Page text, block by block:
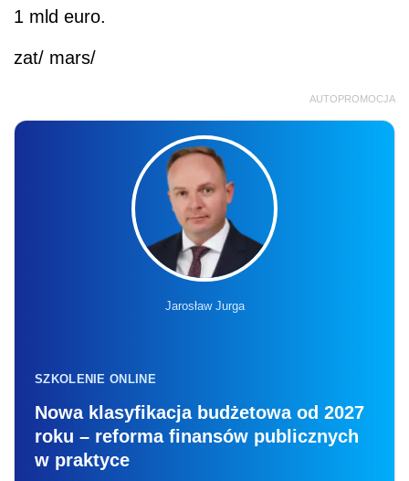
1 mld euro.
zat/ mars/
AUTOPROMOCJA
Jarosław Jurga
SZKOLENIE ONLINE
Nowa klasyfikacja budżetowa od 2027
roku – reforma finansów publicznych
w praktyce